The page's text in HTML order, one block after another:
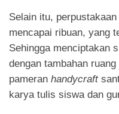
Selain itu,
mencapai ribuan, yang
Sehingga menciptakan
dengan tambahan
pameran handycraft
karya tulis siswa dan